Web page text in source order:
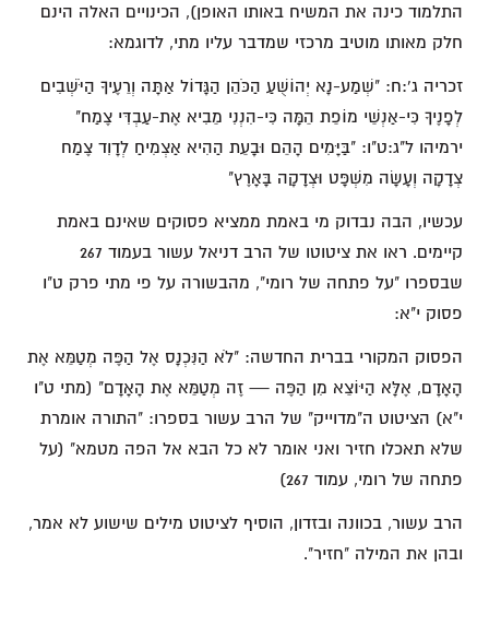
התלמוד כינה את המשיח באותו האופן), הכינויים האלה הינם
חלק מאותו מוטיב מרכזי שמדבר עליו מתי, לדוגמא:
זכריה ג':ח: "שְׁמַע-נָא יְהוֹשֻׁעַ הַכֹּהֵן הַגָּדוֹל אַתָּה וְרֵעֶיךָ הַיֹּשְׁבִים
לְפָנֶיךָ כִּי-אַנְשֵׁי מוֹפֵת הֵמָּה כִּי-הִנְנִי מֵבִיא אֶת-עַבְדִּי צֶמַח"
ירמיהו ל"ג:ט"ו: "בַּיָּמִים הָהֵם וּבָעֵת הַהִיא אַצְמִיחַ לְדָוִד צֶמַח
צְדָקָה וְעָשָׂה מִשְׁפָּט וּצְדָקָה בָּאָרֶץ"
עכשיו, הבה נבדוק מי באמת ממציא פסוקים שאינם באמת
קיימים. ראו את ציטוטו של הרב דניאל עשור בעמוד 267
שבספרו "על פתחה של רומי", מהבשורה על פי מתי פרק ט"ו
פסוק י"א:
הפסוק המקורי בברית החדשה: "לֹא הַנִּכְנָס אֶל הַפֶּה מְטַמֵּא אֶת
הָאָדָם, אֶלָּא הַיּוֹצֵא מִן הַפֶּה — זֶה מְטַמֵּא אֶת הָאָדָם" (מתי ט"ו
י"א) הציטוט ה"מדוייק" של הרב עשור בספרו: "התורה אומרת
שלא תאכלו חזיר ואני אומר לא כל הבא אל הפה מטמא" (על
פתחה של רומי, עמוד 267)
הרב עשור, בכוונה ובזדון, הוסיף לציטוט מילים שישוע לא אמר,
ובהן את המילה "חזיר".